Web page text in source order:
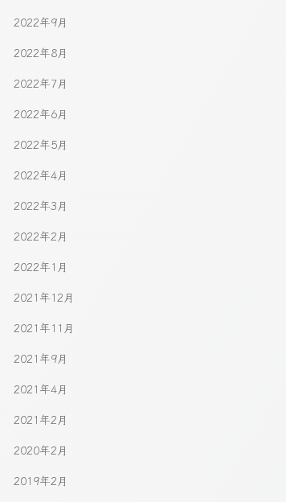
2022年9月
2022年8月
2022年7月
2022年6月
2022年5月
2022年4月
2022年3月
2022年2月
2022年1月
2021年12月
2021年11月
2021年9月
2021年4月
2021年2月
2020年2月
2019年2月